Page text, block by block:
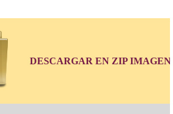
DESCARGAR EN ZIP